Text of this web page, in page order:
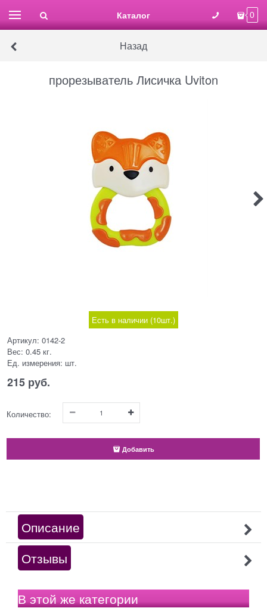
Каталог 0
Назад
прорезыватель Лисичка Uviton
Есть в наличии (10шт.)
Артикул: 0142-2
Вес: 0.45 кг.
Ед. измерения: шт.
215 руб.
Количество:
Добавить
Описание
Отзывы
В этой же категории